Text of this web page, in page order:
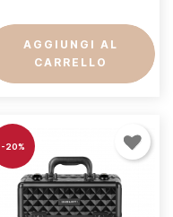
AGGIUNGI AL
CARRELLO
-20%